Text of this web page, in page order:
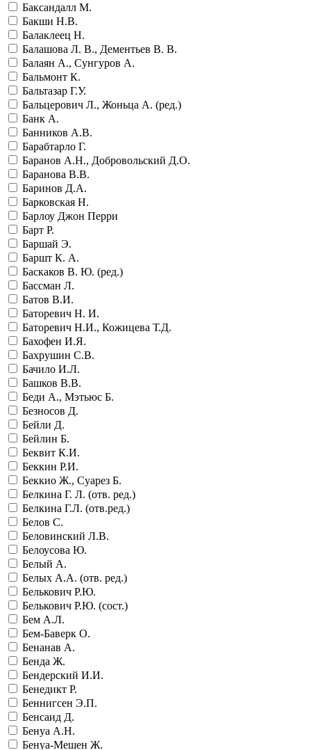
Баксандалл М.
Бакши Н.В.
Балаклеец Н.
Балашова Л. В., Дементьев В. В.
Балаян А., Сунгуров А.
Бальмонт К.
Бальтазар Г.У.
Бальцерович Л., Жоньца А. (ред.)
Банк А.
Банников А.В.
Барабтарло Г.
Баранов А.Н., Добровольский Д.О.
Баранова В.В.
Баринов Д.А.
Барковская Н.
Барлоу Джон Перри
Барт Р.
Баршай Э.
Баршт К. А.
Баскаков В. Ю. (ред.)
Бассман Л.
Батов В.И.
Баторевич Н. И.
Баторевич Н.И., Кожицева Т.Д.
Бахофен И.Я.
Бахрушин С.В.
Бачило И.Л.
Башков В.В.
Беди А., Мэтьюс Б.
Безносов Д.
Бейли Д.
Бейлин Б.
Беквит К.И.
Беккин Р.И.
Беккио Ж., Суарез Б.
Белкина Г. Л. (отв. ред.)
Белкина Г.Л. (отв.ред.)
Белов С.
Беловинский Л.В.
Белоусова Ю.
Белый А.
Белых А.А. (отв. ред.)
Белькович Р.Ю.
Белькович Р.Ю. (сост.)
Бем А.Л.
Бем-Баверк О.
Бенанав А.
Бенда Ж.
Бендерский И.И.
Бенедикт Р.
Беннигсен Э.П.
Бенсаид Д.
Бенуа А.Н.
Бенуа-Мешен Ж.